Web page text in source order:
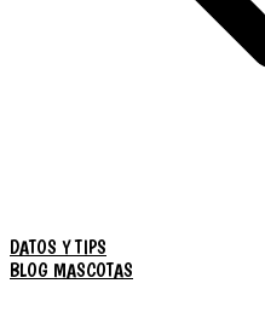
DATOS Y TIPS
BLOG MASCOTAS